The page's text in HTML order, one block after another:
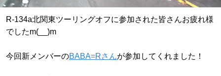
R-134a北関東ツーリングオフに参加された皆さんお疲れ様
でしたm(__)m
今回新メンバーのBABA=Rさんが参加してくれました！